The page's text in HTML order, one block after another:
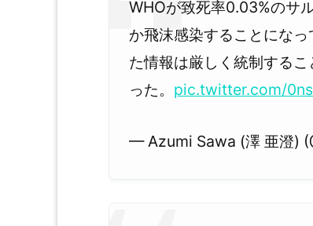
WHOが致死率0.03%のサ
か飛沫感染することにな
た情報は厳しく統制する
った。 pic.twitter.com/
— Azumi Sawa (澤 亜澄)